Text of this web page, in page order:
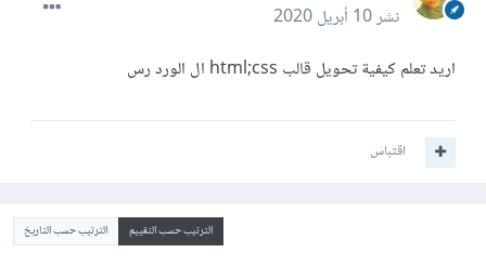
نشر10 أبريل 2020
اريد تعلم كيفية تحويل قالب html;css ال الورد رس
اقتباس
الترتيب حسب التقييم الترتيب حسب التاريخ